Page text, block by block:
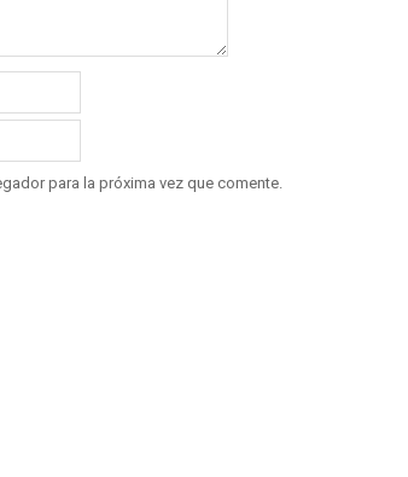
para la próxima vez que comente.